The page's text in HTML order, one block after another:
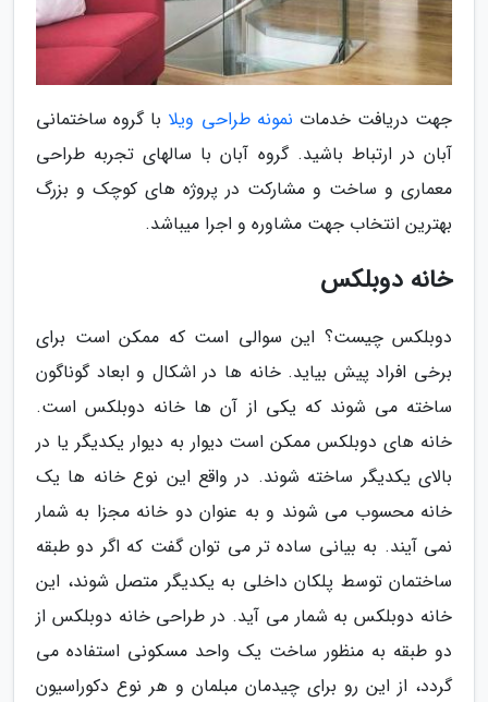
جهت دریافت خدمات نمونه طراحی ویلا با گروه ساختمانی
آبان در ارتباط باشید. گروه آبان با سالهای تجربه طراحی
معماری و ساخت و مشارکت در پروژه های کوچک و بزرگ
بهترین انتخاب جهت مشاوره و اجرا میباشد.
خانه دوبلکس
دوبلکس چیست؟ این سوالی است که ممکن است برای
برخی افراد پیش بیاید. خانه ها در اشکال و ابعاد گوناگون
ساخته می شوند که یکی از آن ها خانه دوبلکس است.
خانه های دوبلکس ممکن است دیوار به دیوار یکدیگر یا در
بالای یکدیگر ساخته شوند. در واقع این نوع خانه ها یک
خانه محسوب می شوند و به عنوان دو خانه مجزا به شمار
نمی آیند. به بیانی ساده تر می توان گفت که اگر دو طبقه
ساختمان توسط پلکان داخلی به یکدیگر متصل شوند، این
خانه دوبلکس به شمار می آید. در طراحی خانه دوبلکس از
دو طبقه به منظور ساخت یک واحد مسکونی استفاده می
گردد، از این رو برای چیدمان مبلمان و هر نوع دکوراسیون